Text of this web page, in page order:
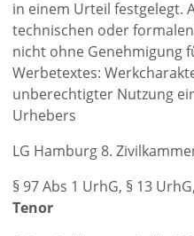
in einem Urteil festgelegt.
technischen oder
nicht ohne Genehmigung
Werbetextes:
unberechtigter Nutzung
Urhebers
LG Hamburg 8.
§ 97 Abs 1 UrhG, § 13
Tenor